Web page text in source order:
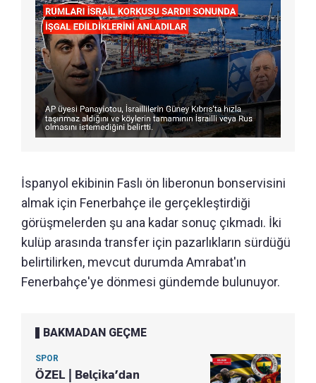
İspanyol ekibinin Faslı ön liberonun bonservisini
almak için Fenerbahçe ile gerçekleştirdiği
görüşmelerden şu ana kadar sonuç çıkmadı. İki
kulüp arasında transfer için pazarlıkların sürdüğü
belirtilirken, mevcut durumda Amrabat'ın
Fenerbahçe'ye dönmesi gündemde bulunuyor.
BAKMADAN GEÇME
SPOR
ÖZEL | Belçika’dan